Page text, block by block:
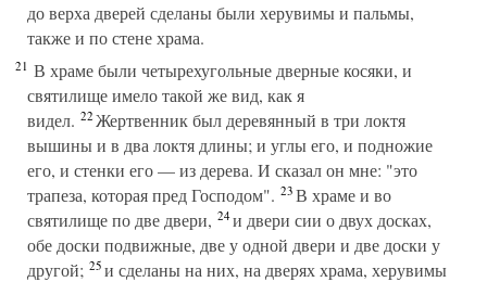
до верха дверей сделаны были херувимы и пальмы,
также и по стене храма.
21 В храме были четырехугольные дверные косяки, и
святилище имело такой же вид, как я
видел. 22Жертвенник был деревянный в три локтя
вышины и в два локтя длины; и углы его, и подножие
его, и стенки его — из дерева. И сказал он мне: "это
трапеза, которая пред Господом". 23В храме и во
святилище по две двери, 24и двери сии о двух досках,
обе доски подвижные, две у одной двери и две доски у
другой; 25и сделаны на них, на дверях храма, херувимы